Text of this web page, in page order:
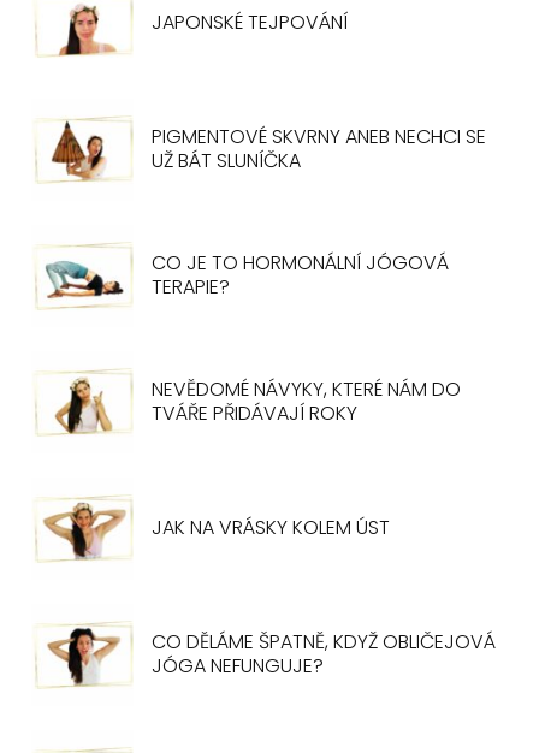
JAPONSKÉ TEJPOVÁNÍ
PIGMENTOVÉ SKVRNY ANEB NECHCI SE
UŽ BÁT SLUNÍČKA
CO JE TO HORMONÁLNÍ JÓGOVÁ
TERAPIE?
NEVĚDOMÉ NÁVYKY, KTERÉ NÁM DO
TVÁŘE PŘIDÁVAJÍ ROKY
JAK NA VRÁSKY KOLEM ÚST
CO DĚLÁME ŠPATNĚ, KDYŽ OBLIČEJOVÁ
JÓGA NEFUNGUJE?